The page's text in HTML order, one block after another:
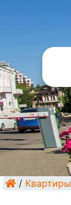
/ Квартиры